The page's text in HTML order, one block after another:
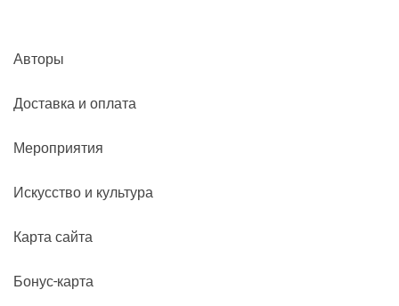
Авторы
Доставка и оплата
Мероприятия
Искусство и культура
Карта сайта
Бонус-карта